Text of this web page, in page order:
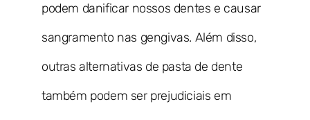
podem danificar nossos dentes e causar
sangramento nas gengivas. Além disso,
outras alternativas de pasta de dente
também podem ser prejudiciais em